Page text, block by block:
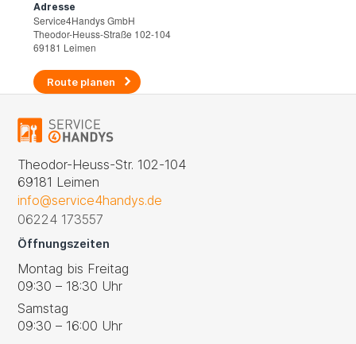
Adresse
Service4Handys GmbH
Theodor-Heuss-Straße 102-104
69181 Leimen
Route planen
Theodor-Heuss-Str. 102-104
69181 Leimen
info@service4handys.de
06224 173557
Öffnungszeiten
Montag bis Freitag
09:30 – 18:30 Uhr
Samstag
09:30 – 16:00 Uhr